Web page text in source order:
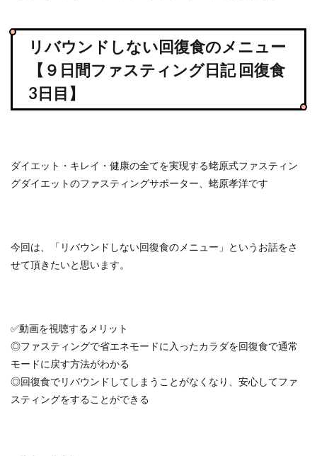
リバウンドしない回復食のメニュー
【９日間ファスティング日記 回復食
3日目】
ダイエット・キレイ・健康の全てを実現する蛯原式ファスティン
グダイエットのファスティングサポーター、蛯原孝洋です
今回は、「リバウンドしない回復食のメニュー」というお話をさ
せて頂きたいと思います。
✅動画を視聴するメリット
◎ファスティングで省エネモードに入ったカラダを回復食で通常
モードに戻す方法がわかる
◎回復食でリバウンドしてしまうことがなくなり、安心してファ
スティングをすることができる